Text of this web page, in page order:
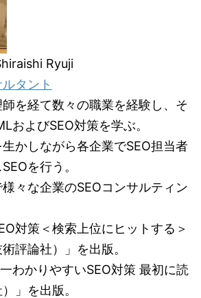
Ryuji
タント
を経て数々の職業を経験し、そ
およびSEO対策を学ぶ。
かしながら各企業でSEO担当者
を行う。
々な企業のSEOコンサルティン
対策＜検索上位にヒットする＞
評論社）」を出版。
わかりやすいSEO対策 最初に読
」を出版。